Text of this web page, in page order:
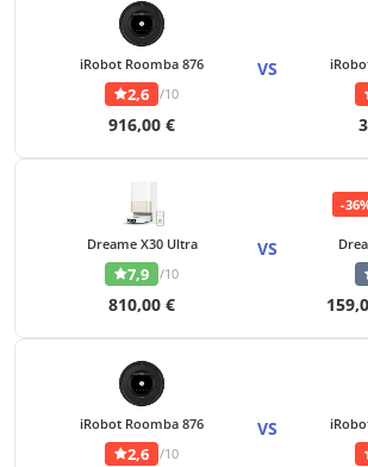
iRobot Roomba 876
2,6 /10
916,00 €
VS
Dreame X30 Ultra
7,9 /10
810,00 €
VS
-
iRobot Roomba 876
2,6 /10
VS